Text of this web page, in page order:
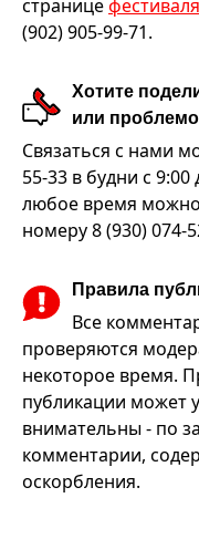
странице
(902) 905-99-71.
Хотите
или
Связаться с нами
55-33 в будни с
любое время
номеру 8 (930) 074-
Правила
Все
проверяются
некоторое время.
публикации может
внимательны - по
комментарии,
оскорбления.